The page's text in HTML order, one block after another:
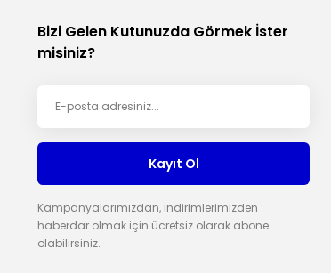
Bizi Gelen Kutunuzda Görmek İster
misiniz?
Kayıt Ol
Kampanyalarımızdan, indirimlerimizden
haberdar olmak için ücretsiz olarak abone
olabilirsiniz.